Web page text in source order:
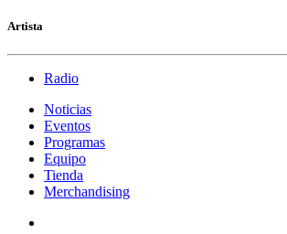
Artista
Radio
Noticias
Eventos
Programas
Equipo
Tienda
Merchandising